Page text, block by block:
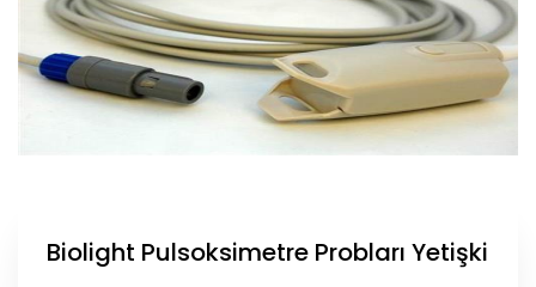
Biolight Pulsoksimetre Probları Yetişki